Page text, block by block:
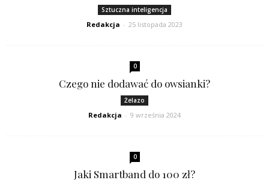
Sztuczna inteligencja
Redakcja - 25 listopada 2023
0
Czego nie dodawać do owsianki?
Żelazo
Redakcja - 9 września 2024
0
Jaki Smartband do 100 zł?